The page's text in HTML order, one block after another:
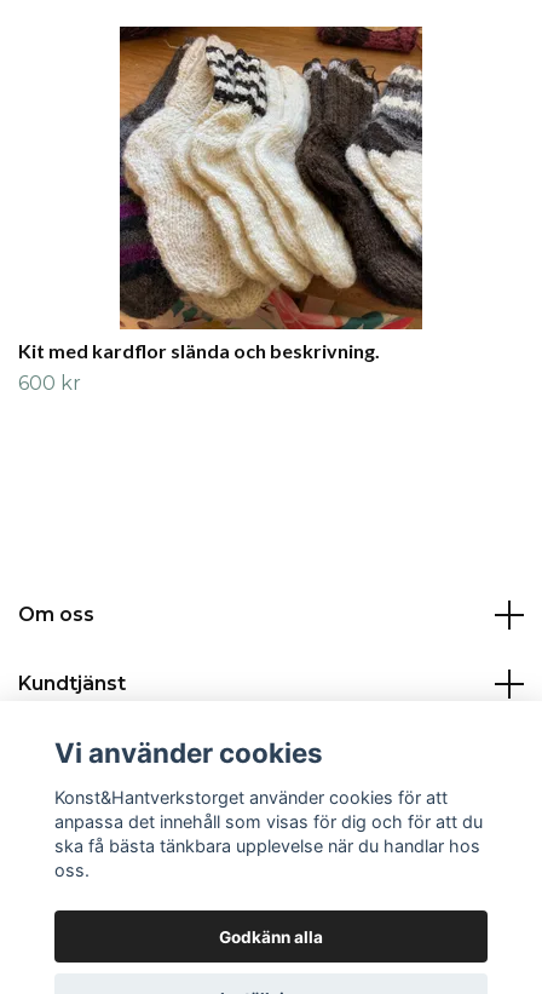
Kit med kardflor slända och beskrivning.
600 kr
Om oss
Kundtjänst
Kontakt:
Sociala medier
Vi använder cookies
Konst&Hantverkstorget använder cookies för att
anpassa det innehåll som visas för dig och för att du
ska få bästa tänkbara upplevelse när du handlar hos
oss.
Godkänn alla